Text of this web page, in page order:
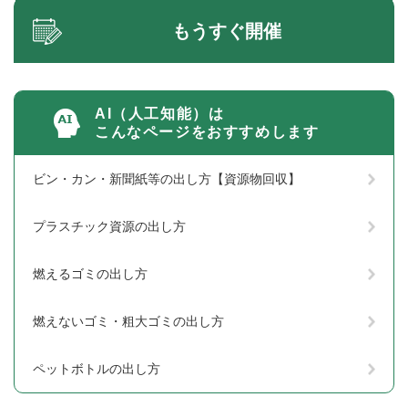
もうすぐ開催
AI（人工知能）は
こんなページをおすすめします
ビン・カン・新聞紙等の出し方【資源物回収】
プラスチック資源の出し方
燃えるゴミの出し方
燃えないゴミ・粗大ゴミの出し方
ペットボトルの出し方